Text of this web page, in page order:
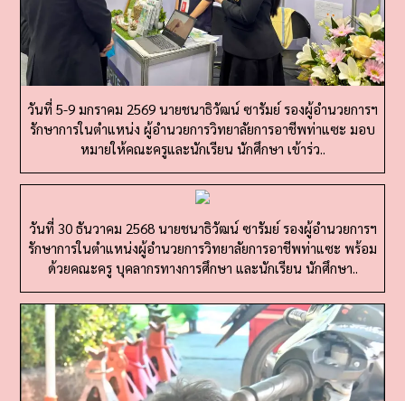
วันที่ 5-9 มกราคม 2569 นายชนาธิวัฒน์ ซารัมย์ รองผู้อำนวยการฯ
รักษาการในตำแหน่ง ผู้อำนวยการวิทยาลัยการอาชีพท่าแซะ มอบ
หมายให้คณะครูและนักเรียน นักศึกษา เข้าร่ว..
วันที่ 30 ธันวาคม 2568 นายชนาธิวัฒน์ ซารัมย์ รองผู้อำนวยการฯ
รักษาการในตำแหน่งผู้อำนวยการวิทยาลัยการอาชีพท่าแซะ พร้อม
ด้วยคณะครู บุคลากรทางการศึกษา และนักเรียน นักศึกษา..